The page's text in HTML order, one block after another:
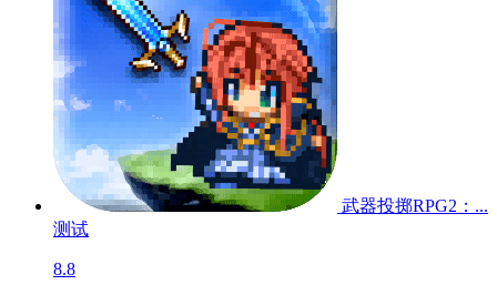
武器投掷RPG2：...
测试
8.8